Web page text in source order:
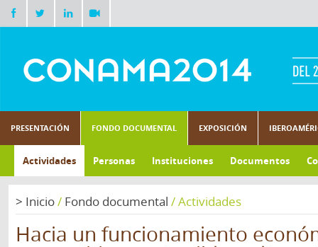
PRESENTACIÓN FONDO DOCUMENTAL EXPOSICIÓN
Actividades Personas Instituciones Documentos
> Inicio/ Fondo documental /Actividades
Hacia un funcionamiento